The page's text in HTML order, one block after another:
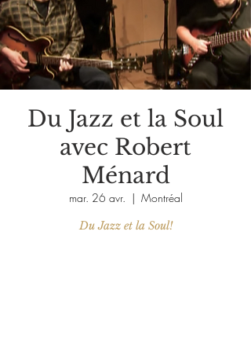
Du Jazz et la Soul
avec Robert
Ménard
mar. 26 avr.
  |
Montréal
Du Jazz et la Soul!